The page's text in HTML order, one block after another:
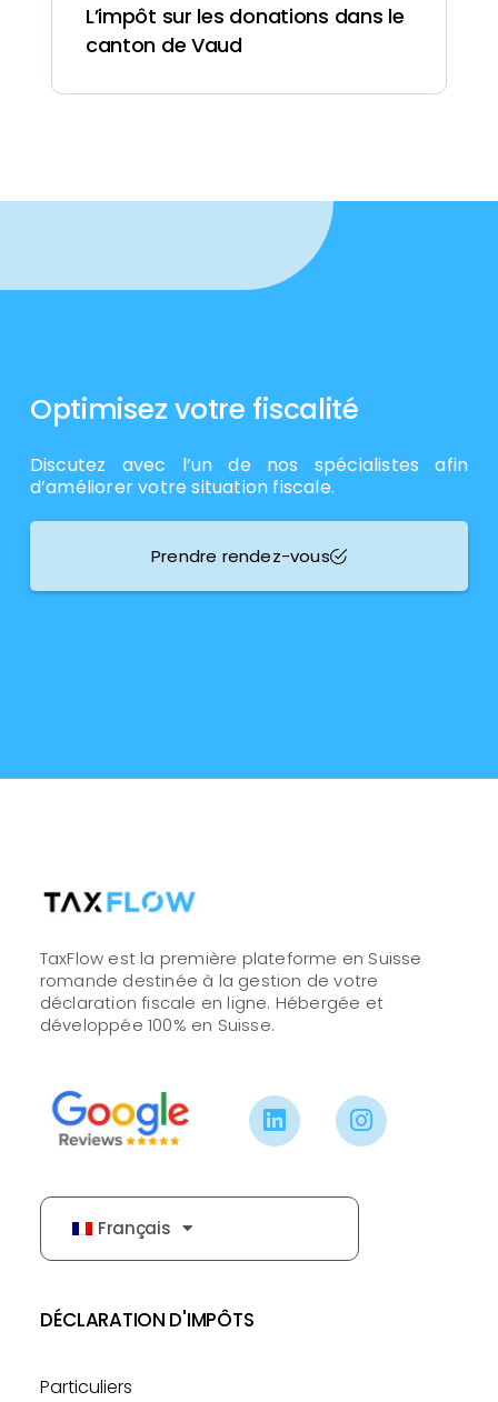
L’impôt sur les donations dans le
canton de Vaud
Optimisez votre fiscalité
Discutez avec l’un de nos spécialistes afin
d’améliorer votre situation fiscale.
Prendre rendez-vous
TaxFlow est la première plateforme en Suisse
romande destinée à la gestion de votre
déclaration fiscale en ligne. Hébergée et
développée 100% en Suisse.
Français
DÉCLARATION D'IMPÔTS
Particuliers